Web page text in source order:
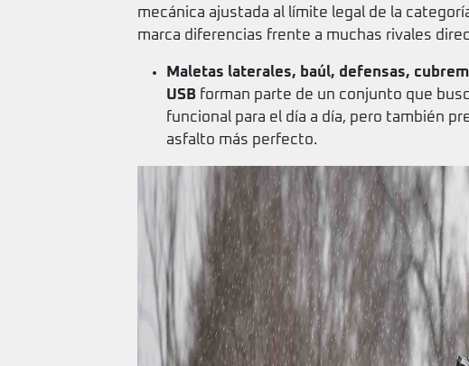
mecánica ajustada al límite legal de la
marca diferencias frente a muchas rivales
Maletas laterales, baúl, defensas,
USB forman parte de un conjunto que
funcional para el día a día, pero también
asfalto más perfecto.